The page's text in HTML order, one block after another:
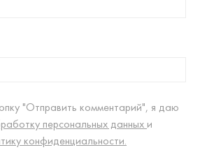
"Отправить комментарий", я даю
персональных данных и
конфиденциальности.